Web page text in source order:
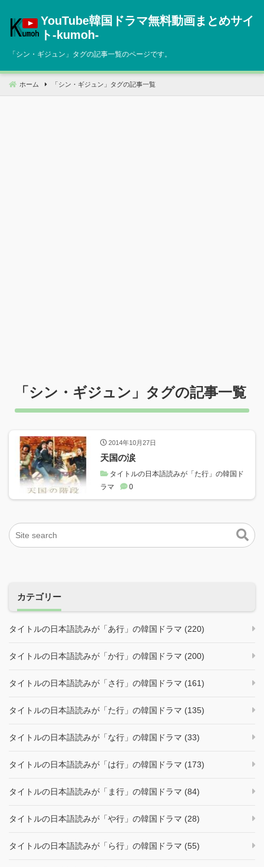
へ
動
YouTube韓国ドラマ無料動画まとめサイ
ト‐kumoh‐
「シン・ギジュン 」タグの記事一覧のページです。
ホーム 「 シン・ギジュン 」タグの記事一覧
「シン・ギジュン 」タグの記事一覧
2014年10月27日
天国の涙
タイトルの日本語読みが「た行」の韓国ド
ラマ
0
カテゴリー
タイトルの日本語読みが「あ行」の韓国ドラマ (220)
タイトルの日本語読みが「か行」の韓国ドラマ (200)
タイトルの日本語読みが「さ行」の韓国ドラマ (161)
タイトルの日本語読みが「た行」の韓国ドラマ (135)
タイトルの日本語読みが「な行」の韓国ドラマ (33)
タイトルの日本語読みが「は行」の韓国ドラマ (173)
タイトルの日本語読みが「ま行」の韓国ドラマ (84)
タイトルの日本語読みが「や行」の韓国ドラマ (28)
タイトルの日本語読みが「ら行」の韓国ドラマ (55)